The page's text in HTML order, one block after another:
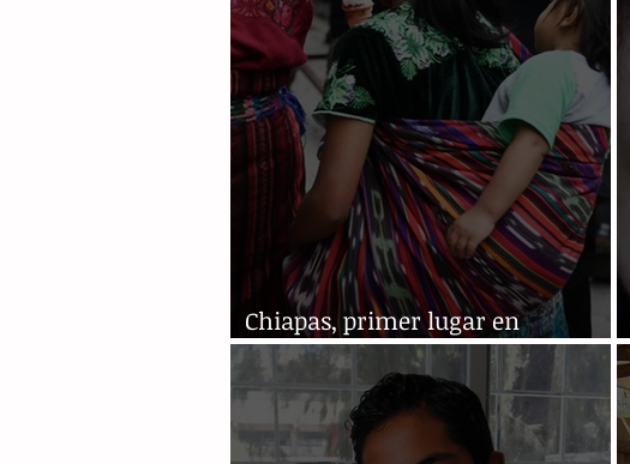
Chiapas, primer lugar en
embarazo de niñas y adolescentes